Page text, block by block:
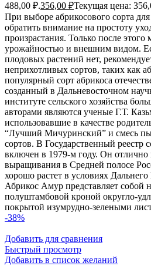
488,00 ₽.356,00 ₽Текущая цена:
При выборе абрикосового сорта
обратить внимание на простоту
произрастания. Только после этого
урожайностью и внешним видом.
плодовых растений нет,
неприхотливых сортов, таких как
популярный сорт абрикоса
созданный в Дальневосточном
институте сельского хозяйства
авторами являются ученые Г.Т.
использовавшие в качестве
“Лучший Мичуринский” и смесь
сортов. В Государственный реестр
включен в 1979-м году. Он отлично
выращивания в Средней полосе
хорошо растет в условиях
Абрикос Амур представляет собой
полуштамбовой кроной округло-
покрытой изумрудно-зелеными
-38%
Добавить для сравнения
Быстрый просмотр
Добавить в список желаний